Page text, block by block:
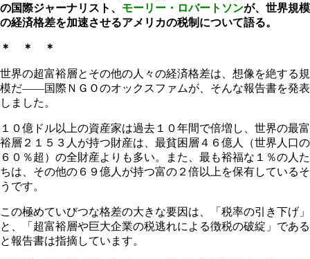
の国際ジャーナリスト、 モーリー・ロバートソンが、世界規模
の経済格差を加速させるアメリカの税制について語る。
＊ ＊ ＊
世界の超富裕層とその他の人々の経済格差は、想像を絶する規
模だ――国際ＮＧＯのオックスファムが、そんな報告書を発表
しました。
１０億ドル以上の資産家は過去１０年間で倍増し、世界の最富
裕層２１５３人が持つ財産は、最貧困層４６億人（世界人口の
６０％超）の全財産よりも多い。また、最も裕福な１％の人た
ちは、その他の６９億人が持つ富の２倍以上を保有しているそ
うです。
この極めていびつな格差の大きな要因は、「税率の引き下げ」
と、「超富裕層や巨大企業の税逃れによる徴税の破綻」である
と報告書は指摘しています。